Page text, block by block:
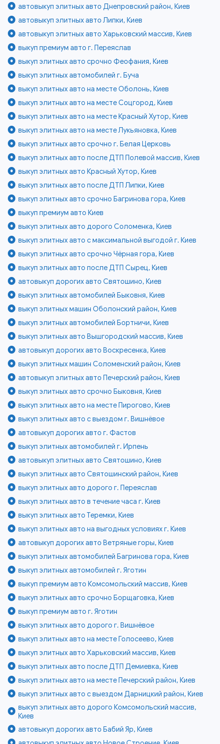
автовыкуп элитных авто Днепровский район, Киев
автовыкуп элитных авто Липки, Киев
автовыкуп элитных авто Харьковский массив, Киев
выкуп премиум авто г. Переяслав
выкуп элитных авто срочно Феофания, Киев
выкуп элитных автомобилей г. Буча
выкуп элитных авто на месте Оболонь, Киев
выкуп элитных авто на месте Соцгород, Киев
выкуп элитных авто на месте Красный Хутор, Киев
выкуп элитных авто на месте Лукьяновка, Киев
выкуп элитных авто срочно г. Белая Церковь
выкуп элитных авто после ДТП Полевой массив, Киев
выкуп элитных авто Красный Хутор, Киев
выкуп элитных авто после ДТП Липки, Киев
выкуп элитных авто срочно Багринова гора, Киев
выкуп премиум авто Киев
выкуп элитных авто дорого Соломенка, Киев
выкуп элитных авто с максимальной выгодой г. Киев
выкуп элитных авто срочно Чёрная гора, Киев
выкуп элитных авто после ДТП Сырец, Киев
автовыкуп дорогих авто Святошино, Киев
выкуп элитных автомобилей Быковня, Киев
выкуп элитных машин Оболонский район, Киев
выкуп элитных автомобилей Бортничи, Киев
выкуп элитных авто Вышгородский массив, Киев
автовыкуп дорогих авто Воскресенка, Киев
выкуп элитных машин Соломенский район, Киев
автовыкуп элитных авто Печерский район, Киев
выкуп элитных авто срочно Быковня, Киев
выкуп элитных авто на месте Пирогово, Киев
выкуп элитных авто с выездом г. Вишнёвое
автовыкуп дорогих авто г. Фастов
выкуп элитных автомобилей г. Ирпень
автовыкуп элитных авто Святошино, Киев
выкуп элитных авто Святошинский район, Киев
выкуп элитных авто дорого г. Переяслав
выкуп элитных авто в течение часа г. Киев
выкуп элитных авто Теремки, Киев
выкуп элитных авто на выгодных условиях г. Киев
автовыкуп дорогих авто Ветряные горы, Киев
выкуп элитных автомобилей Багринова гора, Киев
выкуп элитных автомобилей г. Яготин
выкуп премиум авто Комсомольский массив, Киев
выкуп элитных авто срочно Борщаговка, Киев
выкуп премиум авто г. Яготин
выкуп элитных авто дорого г. Вишнёвое
выкуп элитных авто на месте Голосеево, Киев
выкуп элитных авто Харьковский массив, Киев
выкуп элитных авто после ДТП Демиевка, Киев
выкуп элитных авто на месте Печерский район, Киев
выкуп элитных авто с выездом Дарницкий район, Киев
выкуп элитных авто дорого Комсомольский массив,
Киев
автовыкуп дорогих авто Бабий Яр, Киев